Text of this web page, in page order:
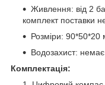
Живлення: від 2
комплект поставки
Розміри: 90*50*20
Водозахист: немає
Комплектація: